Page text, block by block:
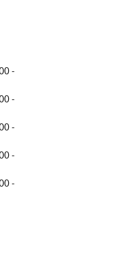
-
-
-
-
-